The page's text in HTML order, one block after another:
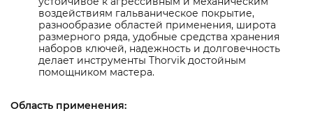
воздействиям гальваническое покрытие,
разнообразие областей применения, широта
размерного ряда, удобные средства хранения
наборов ключей, надежность и долговечность
делает инструменты Thorvik достойным
помощником мастера.
Область применения: